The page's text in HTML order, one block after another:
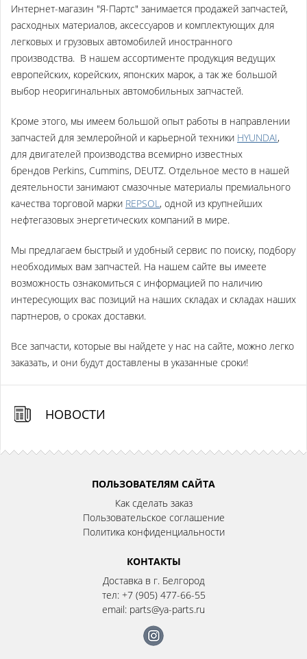
Интернет-магазин "Я-Партс" занимается продажей запчастей,
расходных материалов, аксессуаров и комплектующих для
легковых и грузовых автомобилей иностранного
производства. В нашем ассортименте продукция ведущих
европейских, корейских, японских марок, а так же большой
выбор неоригинальных автомобильных запчастей.
Кроме этого, мы имеем большой опыт работы в направлении
запчастей для землеройной и карьерной техники HYUNDAI,
для двигателей производства всемирно известных
брендов Perkins, Cummins, DEUTZ. Отдельное место в нашей
деятельности занимают смазочные материалы премиального
качества торговой марки REPSOL, одной из крупнейших
нефтегазовых энергетических компаний в мире.
Мы предлагаем быстрый и удобный сервис по поиску, подбору
необходимых вам запчастей. На нашем сайте вы имеете
возможность ознакомиться с информацией по наличию
интересующих вас позиций на наших складах и складах наших
партнеров, о сроках доставки.
Все запчасти, которые вы найдете у нас на сайте, можно легко
заказать, и они будут доставлены в указанные сроки!
НОВОСТИ
ПОЛЬЗОВАТЕЛЯМ САЙТА
Как сделать заказ
Пользовательское соглашение
Политика конфиденциальности
КОНТАКТЫ
Доставка в г. Белгород
тел: +7 (905) 477-66-55
email: parts@ya-parts.ru